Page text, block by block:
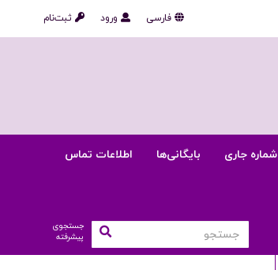
ثبت‌نام ورود فارسی
شماره جاری بایگانی‌ها اطلاعات تماس
جستجوی
پیشرفته